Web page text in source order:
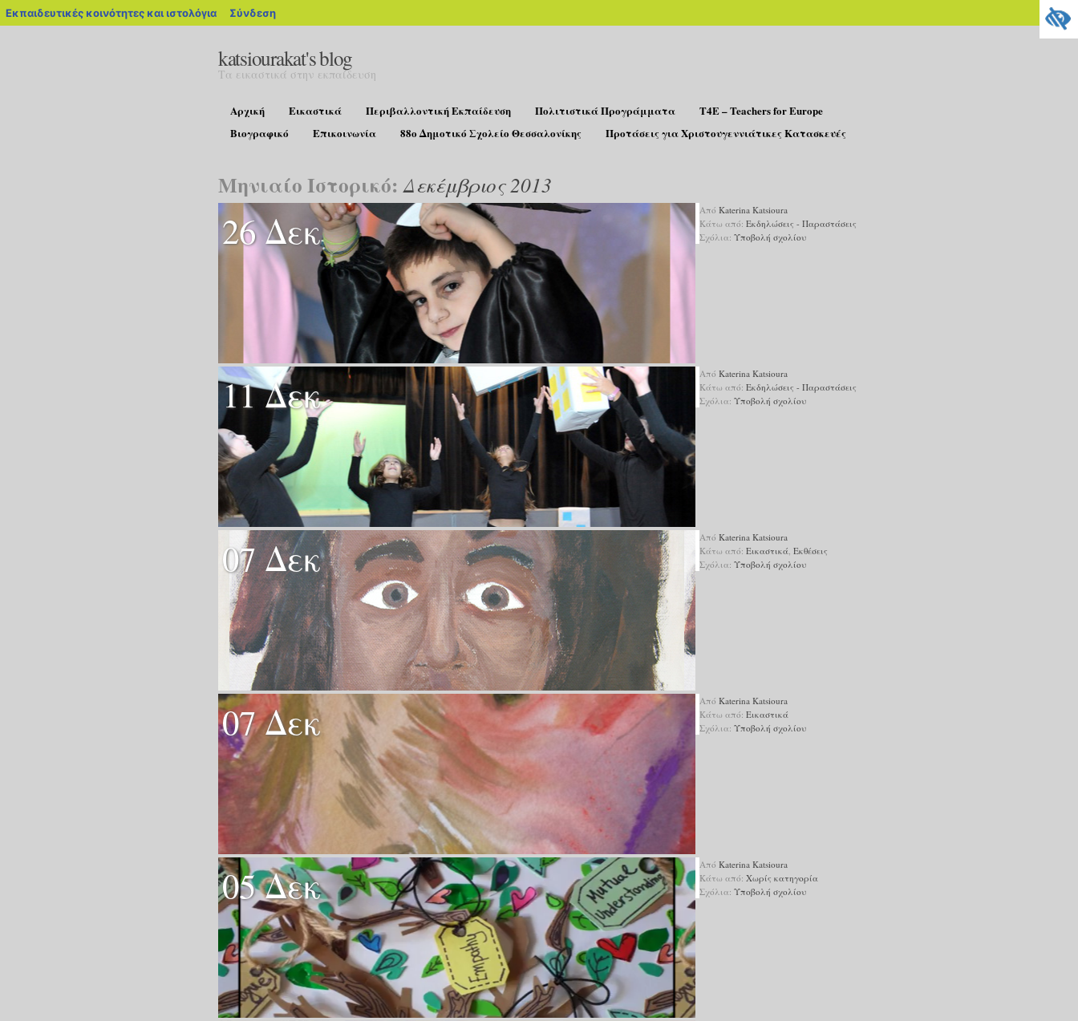
Εκπαιδευτικές κοινότητες και ιστολόγια blogs.sch.gr
Σύνδεση
katsiourakat's blog
Τα εικαστικά στην εκπαίδευση
Αρχική Εικαστικά Περιβαλλοντική Εκπαίδευση Πολιτιστικά Προγράμματα
T4E – Teachers for Europe
Βιογραφικό
Επικοινωνία 88ο Δημοτικό Σχολείο Θεσσαλονίκης Προτάσεις για Χριστουγεννιάτικες Κατασκευές
Μηνιαίο Ιστορικό: Δεκέμβριος 2013
26 Δεκ Από Katerina Katsioura
Κάτω από: Εκδηλώσεις - Παραστάσεις
Σχόλια: Υποβολή σχολίου
11 Δεκ Από Katerina Katsioura
Κάτω από: Εκδηλώσεις - Παραστάσεις
Σχόλια: Υποβολή σχολίου
07 Δεκ Από Katerina Katsioura
Κάτω από: Εικαστικά, Εκθέσεις
Σχόλια: Υποβολή σχολίου
07 Δεκ Από Katerina Katsioura
Κάτω από: Εικαστικά
Σχόλια: Υποβολή σχολίου
05 Δεκ Από Katerina Katsioura
Κάτω από: Χωρίς κατηγορία
Σχόλια: Υποβολή σχολίου